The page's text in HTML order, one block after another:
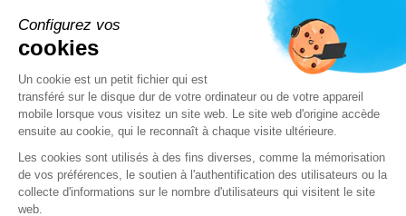
Envoyez votre demande
Suivez-nous
Configurez vos
cookies
Un cookie est un petit fichier qui est
transféré sur le disque dur de votre ordinateur ou de votre appareil
mobile lorsque vous visitez un site web. Le site web d'origine accède
ensuite au cookie, qui le reconnaît à chaque visite ultérieure.
Les cookies sont utilisés à des fins diverses, comme la mémorisation
de vos préférences, le soutien à l'authentification des utilisateurs ou la
collecte d'informations sur le nombre d'utilisateurs qui visitent le site
web.